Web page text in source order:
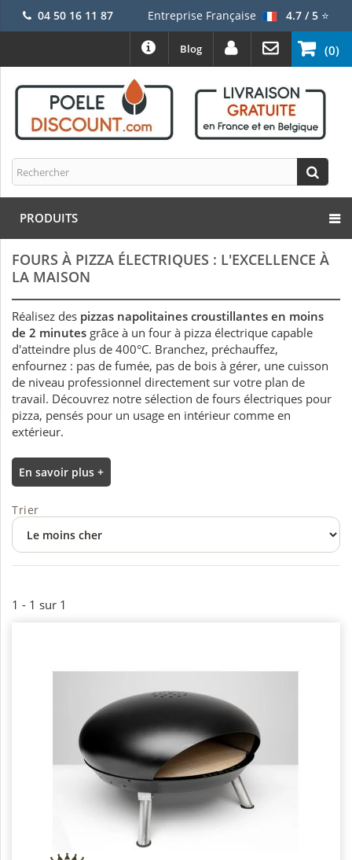
04 50 16 11 87 Entreprise Française 4.7 / 5⭐
(0)
Blog
PRODUITS
FOURS À PIZZA ÉLECTRIQUES : L'EXCELLENCE À
LA MAISON
Réalisez des pizzas napolitaines croustillantes en moins
de 2 minutes grâce à un four à pizza électrique capable
d'atteindre plus de 400°C. Branchez, préchauffez,
enfournez : pas de fumée, pas de bois à gérer, une cuisson
de niveau professionnel directement sur votre plan de
travail. Découvrez notre sélection de fours électriques pour
pizza, pensés pour un usage en intérieur comme en
extérieur.
En savoir plus +
Trier
1 - 1 sur 1